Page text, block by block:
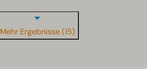
Mehr Ergebnisse (15)